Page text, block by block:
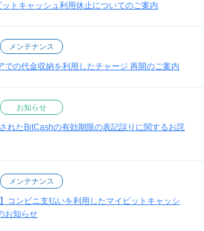
トキャッシュ利用休止についてのご案内
メンテナンス
での代金収納を利用したチャージ 再開のご案内
お知らせ
れたBitCashの有効期限の表記誤りに関するお詫
メンテナンス
コンビニ支払いを利用したマイビットキャッシ
お知らせ